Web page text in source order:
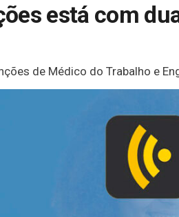
está com
de Médico do Trabalho e